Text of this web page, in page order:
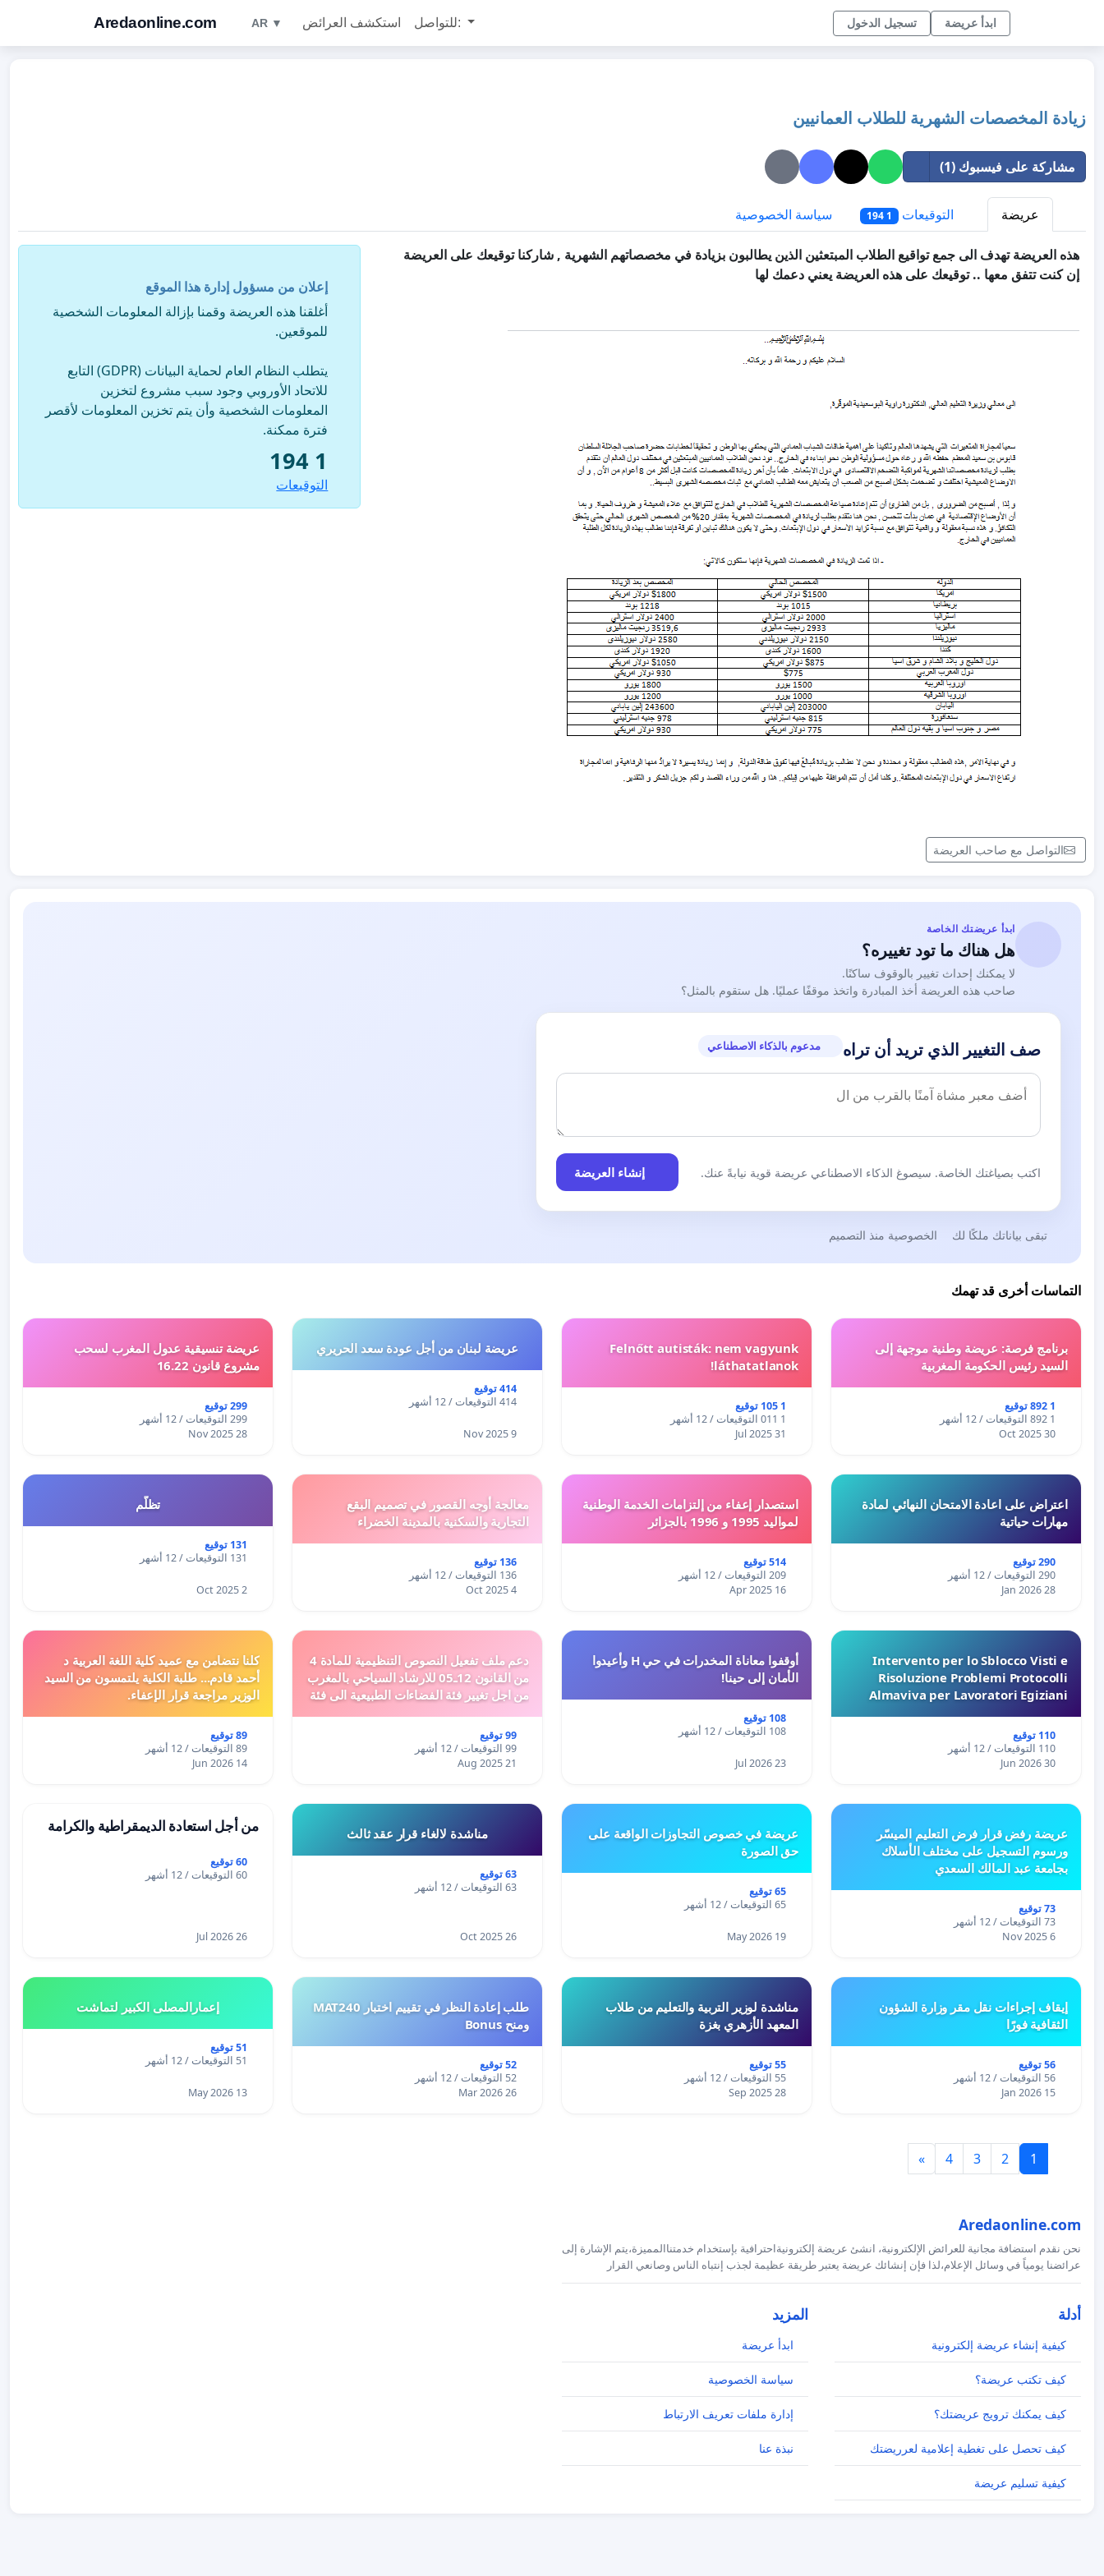
Aredaonline.com AR ▼ استكشف العرائض للتواصل: تسجيل الدخول ابدأ عريضة
زيادة المخصصات الشهرية للطلاب العمانيين
مشاركة على فيسبوك (1)
عريضة التوقيعات 1 194 سياسة الخصوصية
هذه العريضة تهدف الى جمع تواقيع الطلاب المبتعثين الذين يطالبون بزيادة في مخصصاتهم الشهرية , شاركنا توقيعك على العريضة
إنكنت تتفق معها .. توقيعك على هذه العريضة يعني دعمك لها
التواصل مع صاحب العريضة
إعلان من مسؤول إدارة هذا الموقع
أغلقنا هذه العريضة وقمنا بإزالة المعلومات الشخصية
للموقعين.
يتطلب النظام العام لحماية البيانات (GDPR) التابع
للاتحاد الأوروبي وجود سبب مشروع لتخزين
المعلومات الشخصية وأن يتم تخزين المعلومات لأقصر
فترة ممكنة.
1 194
التوقيعات
ابدأ عريضتك الخاصة
هل هناك ما تود تغييره؟
لا يمكنك إحداث تغيير بالوقوف ساكنًا.
صاحب هذه العريضة أخذ المبادرة واتخذ موقفًا عمليًا. هل ستقوم بالمثل؟
صف التغيير الذي تريد أن تراه مدعوم بالذكاء الاصطناعي
اكتب بصياغتك الخاصة. سيصوغ الذكاء الاصطناعي عريضة قوية نيابةً عنك. إنشاء العريضة
تبقى بياناتك ملكًا لك الخصوصية منذ التصميم
التماسات أخرى قد تهمك
برنامج فرصة: عريضة وطنية موجهة إلى
السيد رئيس الحكومة المغربية
1 892 توقيع
1 892 التوقيعات / 12 أشهر
30 Oct 2025
Felnőtt autisták: nem vagyunk
láthatatlanok!
1 105 توقيع
1 011 التوقيعات / 12 أشهر
31 Jul 2025
عريضة لبنان من أجل عودة سعد الحريري
414 توقيع
414 التوقيعات / 12 أشهر
9 Nov 2025
عريضة تنسيقية عدول المغرب لسحب
مشروع قانون 16.22
299 توقيع
299 التوقيعات / 12 أشهر
28 Nov 2025
اعتراض على اعادة الامتحان النهائي لمادة
مهارات حياتية
290 توقيع
290 التوقيعات / 12 أشهر
28 Jan 2026
استصدار إعفاء من إلتزامات الخدمة الوطنية
لمواليد 1995 و 1996 بالجزائر
514 توقيع
209 التوقيعات / 12 أشهر
16 Apr 2025
معالجة أوجه القصور في تصميم البقع
التجارية والسكنية بالمدينة الخضراء
136 توقيع
136 التوقيعات / 12 أشهر
4 Oct 2025
تظلّم
131 توقيع
131 التوقيعات / 12 أشهر
2 Oct 2025
Intervento per lo Sblocco Visti e
Risoluzione Problemi Protocolli
Almaviva per Lavoratori Egiziani
110 توقيع
110 التوقيعات / 12 أشهر
30 Jun 2026
أوقفوا معاناة المخدرات في حي H وأعيدوا
الأمان إلى حينا!
108 توقيع
108 التوقيعات / 12 أشهر
23 Jul 2026
دعم ملف تفعيل النصوص التنظيمية للمادة 4
من القانون 12ـ05 للارشاد السياحي بالمغرب
من اجل تغيير فئة الفضاءات الطبيعية الى فئة
99 توقيع
99 التوقيعات / 12 أشهر
21 Aug 2025
كلنا نتضامن مع عميد كلية اللغة العربية د
أحمد قادم... طلبة الكلية يلتمسون من السيد
الوزير مراجعة قرار الإعفاء.
89 توقيع
89 التوقيعات / 12 أشهر
14 Jun 2026
عريضة رفض قرار فرض التعليم الميسّر
ورسوم التسجيل على مختلف الأسلاك
بجامعة عبد المالك السعدي
73 توقيع
73 التوقيعات / 12 أشهر
6 Nov 2025
عريضة في خصوص التجاوزات الواقعة على
حق الصورة
65 توقيع
65 التوقيعات / 12 أشهر
19 May 2026
مناشدة لالغاء قرار عقد ثالث
63 توقيع
63 التوقيعات / 12 أشهر
26 Oct 2025
من أجل استعادة الديمقراطية والكرامة
60 توقيع
60 التوقيعات / 12 أشهر
26 Jul 2026
إيقاف إجراءات نقل مقر وزارة الشؤون
الثقافية فورًا
56 توقيع
56 التوقيعات / 12 أشهر
15 Jan 2026
مناشدة لوزير التربية والتعليم من طلاب
المعهد الأزهري بغزة
55 توقيع
55 التوقيعات / 12 أشهر
28 Sep 2025
طلب إعادة النظر في تقييم اختبار MAT240
ومنح Bonus
52 توقيع
52 التوقيعات / 12 أشهر
26 Mar 2026
إعمارالمصلى الكبير لتماشت
51 توقيع
51 التوقيعات / 12 أشهر
13 May 2026
1
2
3
4
»
Aredaonline.com
نحن نقدم استضافة مجانية للعرائض الإلكترونية، انشئ عريضة إلكترونيةاحترافية بإستخدام خدمتناالمميزة،يتم الإشارة إلى
عرائضنا يومياً في وسائل الإعلام،لذا فإن إنشائك عريضة يعتبر طريقة عظيمة لجذب إنتباه الناس وصانعي القرار
أدلة
كيفية إنشاء عريضة إلكترونية
كيف تكتب عريضة؟
كيف يمكنك ترويج عريضتك؟
كيف تحصل على تغطية إعلامية لعرريضتك
كيفية تسليم عريضة
المزيد
ابدأ عريضة
سياسة الخصوصية
إدارة ملفات تعريف الارتباط
نبذة عنا